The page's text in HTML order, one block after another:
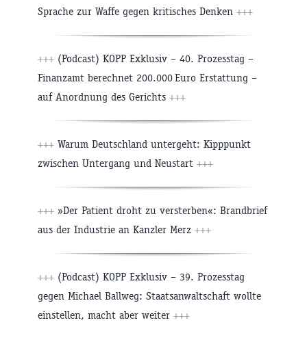
Sprache zur Waffe gegen kritisches Denken +++
+++ (Podcast) KOPP Exklusiv – 40. Prozesstag –
Finanzamt berechnet 200.000 Euro Erstattung –
auf Anordnung des Gerichts +++
+++ Warum Deutschland untergeht: Kipppunkt
zwischen Untergang und Neustart +++
+++ »Der Patient droht zu versterben«: Brandbrief
aus der Industrie an Kanzler Merz +++
+++ (Podcast) KOPP Exklusiv – 39. Prozesstag
gegen Michael Ballweg: Staatsanwaltschaft wollte
einstellen, macht aber weiter +++